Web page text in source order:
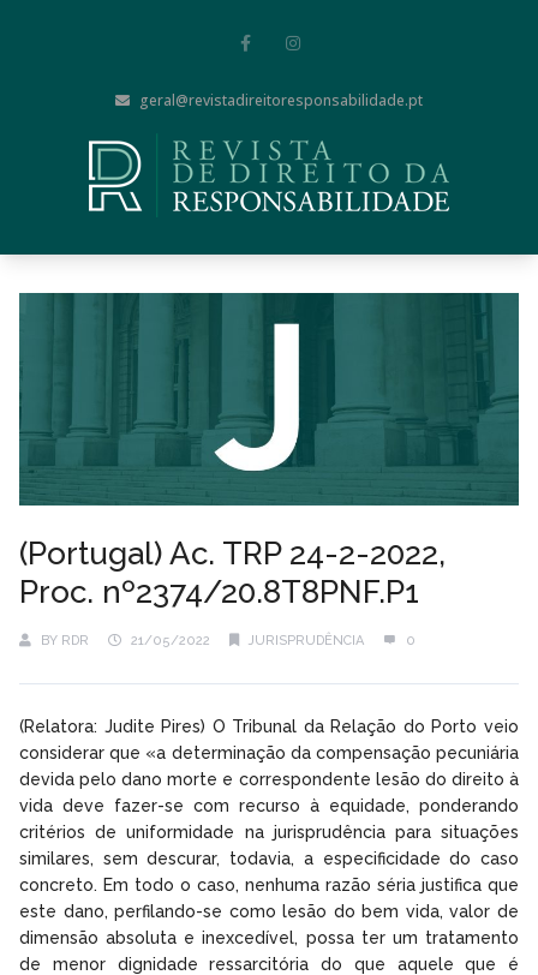
geral@revistadireitoresponsabilidade.pt
(Portugal) Ac. TRP 24-2-2022,
Proc. nº2374/20.8T8PNF.P1
BY RDR 21/05/2022 JURISPRUDÊNCIA 0
(Relatora: Judite Pires) O Tribunal da Relação do Porto veio
considerar que «a determinação da compensação pecuniária
devida pelo dano morte e correspondente lesão do direito à
vida deve fazer-se com recurso à equidade, ponderando
critérios de uniformidade na jurisprudência para situações
similares, sem descurar, todavia, a especificidade do caso
concreto. Em todo o caso, nenhuma razão séria justifica que
este dano, perfilando-se como lesão do bem vida, valor de
dimensão absoluta e inexcedível, possa ter um tratamento
de menor dignidade ressarcitória do que aquele que é